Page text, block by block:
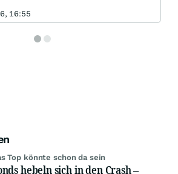
16:55
Top könnte schon da sein
hebeln sich in den Crash –